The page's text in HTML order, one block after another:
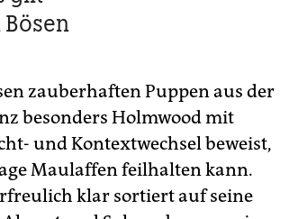
zauberhaften Puppen aus der
besonders Holmwood mit
und Kontextwechsel beweist,
Maulaffen feilhalten kann.
klar sortiert auf seine